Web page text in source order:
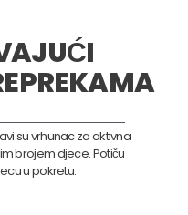
su vrhunac za aktivna
brojem djece. Potiču
u pokretu.